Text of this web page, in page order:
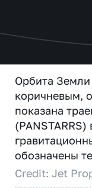
Орбита
коричневым,
показана
обозначены
Credit: Jet